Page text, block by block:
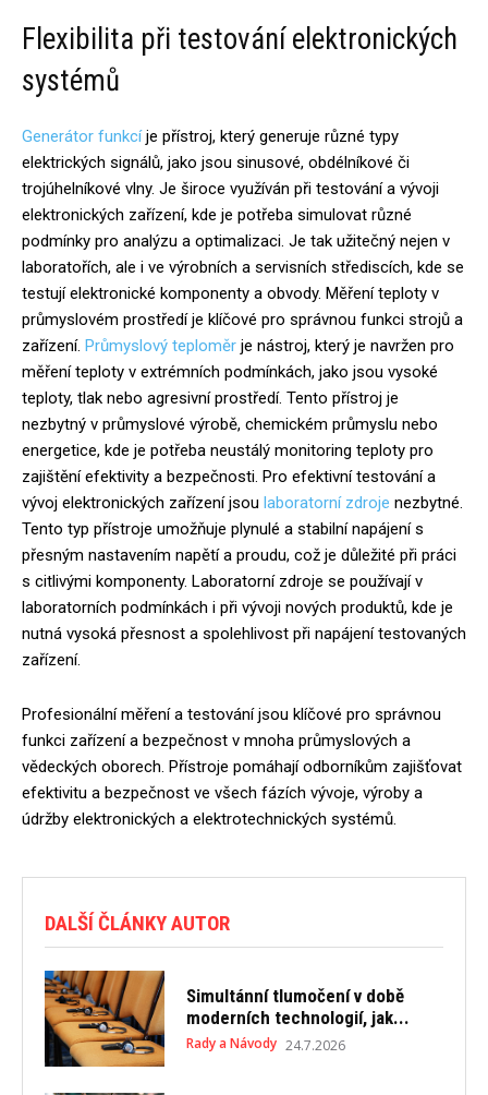
Flexibilita při testování elektronických
systémů
Generátor funkcíje přístroj, který generuje různé typy
elektrických signálů, jako jsou sinusové, obdélníkové či
trojúhelníkové vlny. Je široce využíván při testování a vývoji
elektronických zařízení, kde je potřeba simulovat různé
podmínky pro analýzu a optimalizaci. Je tak užitečný nejen v
laboratořích, ale i ve výrobních a servisních střediscích, kde se
testují elektronické komponenty a obvody. Měření teploty v
průmyslovém prostředí je klíčové pro správnou funkci strojů a
zařízení. Průmyslový teploměr je nástroj, který je navržen pro
měření teploty v extrémních podmínkách, jako jsou vysoké
teploty, tlak nebo agresivní prostředí. Tento přístroj je
nezbytný v průmyslové výrobě, chemickém průmyslu nebo
energetice, kde je potřeba neustálý monitoring teploty pro
zajištění efektivity a bezpečnosti. Pro efektivní testování a
vývoj elektronických zařízení jsou laboratorní zdroje nezbytné.
Tento typ přístroje umožňuje plynulé a stabilní napájení s
přesným nastavením napětí a proudu, což je důležité při práci
s citlivými komponenty. Laboratorní zdroje se používají v
laboratorních podmínkách i při vývoji nových produktů, kde je
nutná vysoká přesnost a spolehlivost při napájení testovaných
zařízení.
Profesionální měření a testování jsou klíčové pro správnou
funkci zařízení a bezpečnost v mnoha průmyslových a
vědeckých oborech. Přístroje pomáhají odborníkům zajišťovat
efektivitu a bezpečnost ve všech fázích vývoje, výroby a
údržby elektronických a elektrotechnických systémů.
DALŠÍ ČLÁNKY AUTOR
Simultánní tlumočení v době
moderních technologií, jak...
Rady a Návody 24.7.2026